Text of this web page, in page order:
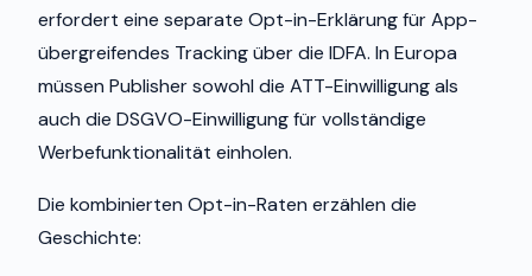
erfordert eine separate Opt-in-Erklärung für App-
übergreifendes Tracking über die IDFA. In Europa
müssen Publisher sowohl die ATT-Einwilligung als
auch die DSGVO-Einwilligung für vollständige
Werbefunktionalität einholen.
Die kombinierten Opt-in-Raten erzählen die
Geschichte: